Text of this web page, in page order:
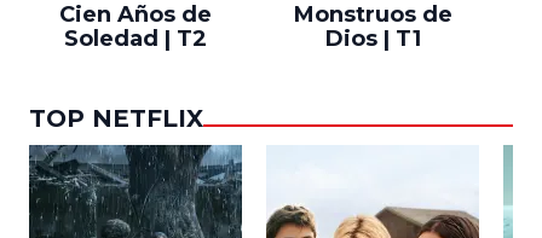
Cien Años de
Soledad | T2
Monstruos de
Dios | T1
TOP NETFLIX